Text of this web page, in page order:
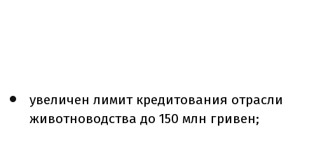
увеличен лимит кредитования отрасли
животноводства до 150 млн гривен;